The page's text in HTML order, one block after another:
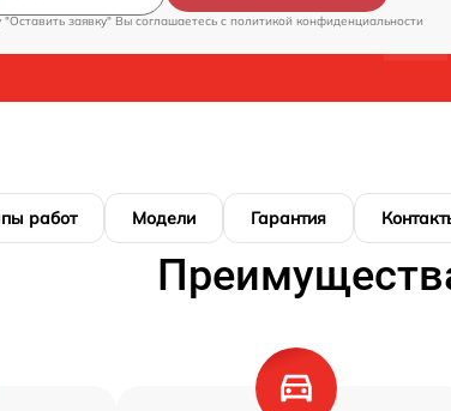
заявку" Вы соглашаетесь c политикой конфиденциальности
работ Модели Гарантия